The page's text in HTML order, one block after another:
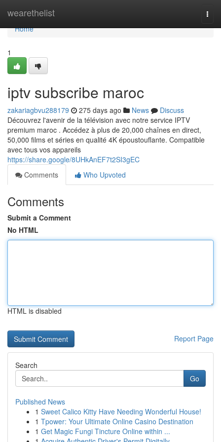
wearethelist
Home
Home
1
iptv subscribe maroc
zakariagbvu288179 275 days ago News
Discuss
Découvrez l'avenir de la télévision avec notre service IPTV
premium maroc . Accédez à plus de 20,000 chaînes en direct,
50,000 films et séries en qualité 4K époustouflante. Compatible
avec tous vos appareils
https://share.google/8UHkAnEF7t2SI3gEC
Comments
Who Upvoted
Comments
Submit a Comment
No HTML
HTML is disabled
Report Page
Search
Go
Published News
1 Sweet Calico Kitty Have Needing Wonderful House!
1 Tpower: Your Ultimate Online Casino Destination
1 Get Magic Fungi Tincture Online within ...